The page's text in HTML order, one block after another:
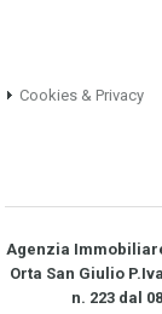
Cookies & Privacy
Agenzia
Orta San Giulio
n. 223 dal